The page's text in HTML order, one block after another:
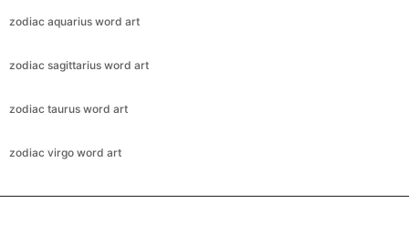
zodiac aquarius word art
zodiac sagittarius word art
zodiac taurus word art
zodiac virgo word art